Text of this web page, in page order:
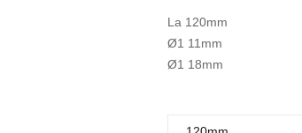
La 120mm
Ø1 11mm
Ø1 18mm